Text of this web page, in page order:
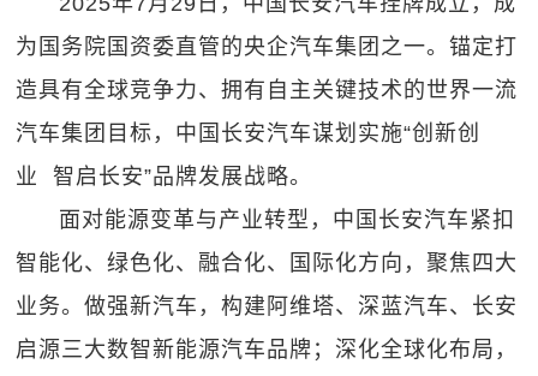
为国务院国资委直管的央企汽车集团之一。锚定打
造具有全球竞争力、拥有自主关键技术的世界一流
汽车集团目标，中国长安汽车谋划实施“创新创
业 智启长安”品牌发展战略。
面对能源变革与产业转型，中国长安汽车紧扣
智能化、绿色化、融合化、国际化方向，聚焦四大
业务。做强新汽车，构建阿维塔、深蓝汽车、长安
启源三大数智新能源汽车品牌；深化全球化布局，